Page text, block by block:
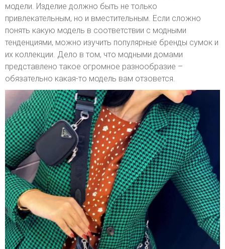
модели. Изделие должно быть не только
привлекательным, но и вместительным. Если сложно
понять какую модель в соответствии с модными
тенденциями, можно изучить популярные бренды сумок и
их коллекции. Дело в том, что модными домами
представлено такое огромное разнообразие –
обязательно какая-то модель вам отзовется.